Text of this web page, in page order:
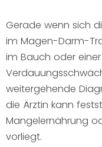
Gerade wenn sich
im Magen-Darm-
im Bauch oder
weitergehende
die Ärztin kann
Mangelernährung
vorliegt.